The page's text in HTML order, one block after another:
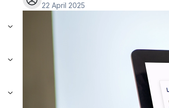
22 April 2025